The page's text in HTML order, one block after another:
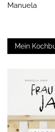
Manuela
Mein